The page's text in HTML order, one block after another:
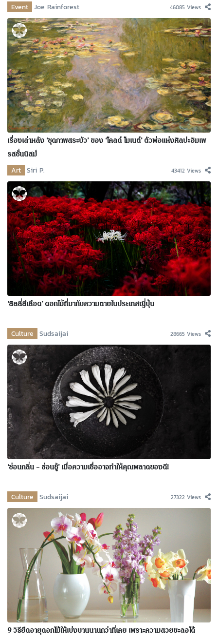
Event Joe Rainforest 46085 Views
เรื่องเล่าหลัง ‘ชุดภาพสระบัว’ ของ ‘โคลด์ โมเนต์’ ตัวพ่อแห่งศิลปะอิมเพ
รสชั่นนิสม์
Art Siri P. 43412 Views
‘ลิลลี่สีเลือด’ ดอกไม้ที่มากับความตายในประเทศญี่ปุ่น
Culture Sudsaijai 28665 Views
‘ซ่อนกลิ่น – ซ่อนชู้’ เมื่อความเชื่ออาจทำให้คุณพลาดของดี!
Culture Sudsaijai 27322 Views
9 วิธียืดอายุดอกไม้ให้เบ่งบานนานกว่าที่เคย เพราะความสวยชะลอได้